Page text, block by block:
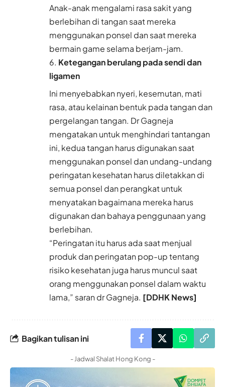
Anak-anak mengalami rasa sakit yang
berlebihan di tangan saat mereka
menggunakan ponsel dan saat mereka
bermain game selama berjam-jam.
Ketegangan berulang pada sendi dan
ligamen
Ini menyebabkan nyeri, kesemutan, mati
rasa, atau kelainan bentuk pada tangan dan
pergelangan tangan. Dr Gagneja
mengatakan untuk menghindari tantangan
ini, kedua tangan harus digunakan saat
menggunakan ponsel dan undang-undang
peringatan kesehatan harus diletakkan di
semua ponsel dan perangkat untuk
menyatakan bagaimana mereka harus
digunakan dan bahaya penggunaan yang
berlebihan.
“Peringatan itu harus ada saat menjual
produk dan peringatan pop-up tentang
risiko kesehatan juga harus muncul saat
orang menggunakan ponsel dalam waktu
lama,” saran dr Gagneja. [DDHK News]
Bagikan tulisan ini
- Jadwal Shalat Hong Kong -